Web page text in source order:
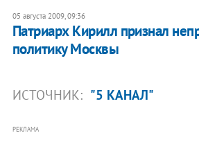
05 августа 2009, 09:36
Патриарх Кирилл признал
политику Москвы
ИСТОЧНИК: "5 КАНАЛ"
РЕКЛАМА